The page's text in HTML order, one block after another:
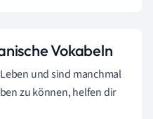
Vokabeln
und sind manchmal
zu können, helfen dir